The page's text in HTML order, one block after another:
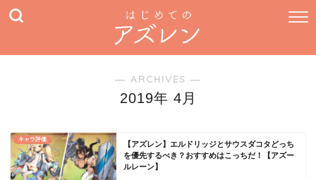
― ARCHIVES ―
2019年 4月
キャラ評価
【アズレン】エルドリッジとサウスダコタどっち
を優先するべき？おすすめはこっちだ！【アズー
ルレーン】